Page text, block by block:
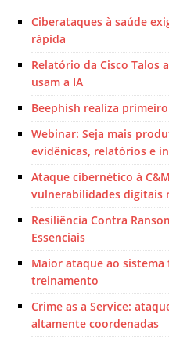
Ciberataques à saúde
rápida
Relatório da Cisco Talos
usam a IA
Beephish realiza
Webinar: Seja mais
evidênicas, relatórios e
Ataque cibernético à
vulnerabilidades digitais
Resiliência Contra
Essenciais
Maior ataque ao
treinamento
Crime as a Service:
altamente coordenadas